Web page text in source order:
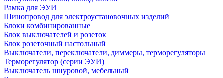
Рамка для ЭУИ
Шинопровод для электроустановочных изделий
Блоки комбинированные
Блок выключателей и розеток
Блок розеточный настольный
Выключатели, переключатели, диммеры, терморегуляторы
Терморегулятор (серии ЭУИ)
Выключатель шнуровой, мебельный